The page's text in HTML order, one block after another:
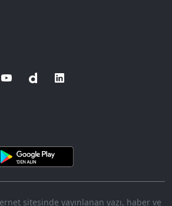
sitesinde yayınlanan yazı, haber ve